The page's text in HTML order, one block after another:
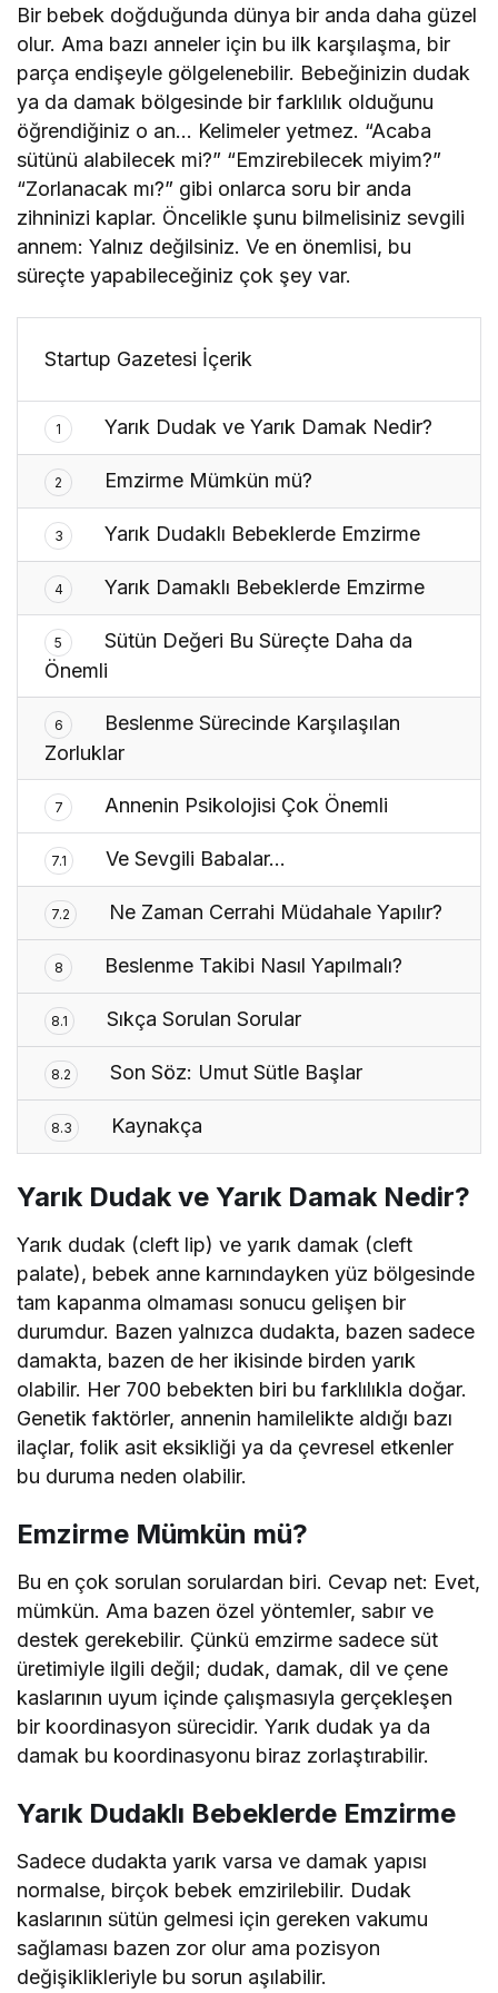
Bir bebek doğduğunda dünya bir anda daha güzel
olur. Ama bazı anneler için bu ilk karşılaşma, bir
parça endişeyle gölgelenebilir. Bebeğinizin dudak
ya da damak bölgesinde bir farklılık olduğunu
öğrendiğiniz o an… Kelimeler yetmez. “Acaba
sütünü alabilecek mi?” “Emzirebilecek miyim?”
“Zorlanacak mı?” gibi onlarca soru bir anda
zihninizi kaplar. Öncelikle şunu bilmelisiniz sevgili
annem: Yalnız değilsiniz. Ve en önemlisi, bu
süreçte yapabileceğiniz çok şey var.
Startup Gazetesi İçerik
1 Yarık Dudak ve Yarık Damak Nedir?
2 Emzirme Mümkün mü?
3 Yarık Dudaklı Bebeklerde Emzirme
4 Yarık Damaklı Bebeklerde Emzirme
5
Sütün Değeri Bu Süreçte Daha da
Önemli
6
Beslenme Sürecinde Karşılaşılan
Zorluklar
7 Annenin Psikolojisi Çok Önemli
7.1 Ve Sevgili Babalar…
7.2 Ne Zaman Cerrahi Müdahale Yapılır?
8 Beslenme Takibi Nasıl Yapılmalı?
8.1 Sıkça Sorulan Sorular
8.2 Son Söz: Umut Sütle Başlar
8.3 Kaynakça
Yarık Dudak ve Yarık Damak Nedir?
Yarık dudak (cleft lip) ve yarık damak (cleft
palate), bebek anne karnındayken yüz bölgesinde
tam kapanma olmaması sonucu gelişen bir
durumdur. Bazen yalnızca dudakta, bazen sadece
damakta, bazen de her ikisinde birden yarık
olabilir. Her 700 bebekten biri bu farklılıkla doğar.
Genetik faktörler, annenin hamilelikte aldığı bazı
ilaçlar, folik asit eksikliği ya da çevresel etkenler
bu duruma neden olabilir.
Emzirme Mümkün mü?
Bu en çok sorulan sorulardan biri. Cevap net: Evet,
mümkün. Ama bazen özel yöntemler, sabır ve
destek gerekebilir. Çünkü emzirme sadece süt
üretimiyle ilgili değil; dudak, damak, dil ve çene
kaslarının uyum içinde çalışmasıyla gerçekleşen
bir koordinasyon sürecidir. Yarık dudak ya da
damak bu koordinasyonu biraz zorlaştırabilir.
Yarık Dudaklı Bebeklerde Emzirme
Sadece dudakta yarık varsa ve damak yapısı
normalse, birçok bebek emzirilebilir. Dudak
kaslarının sütün gelmesi için gereken vakumu
sağlaması bazen zor olur ama pozisyon
değişiklikleriyle bu sorun aşılabilir.